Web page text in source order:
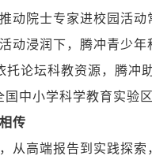
动院士专家进校园活
动浸润下，腾冲青少
托论坛科教资源，腾冲
国中小学科学教育实验
传
从高端报告到实践探